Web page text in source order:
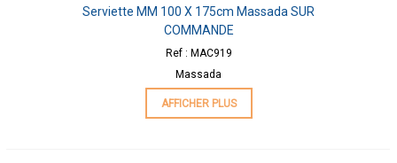
Serviette MM 100 X 175cm Massada SUR
COMMANDE
Ref : MAC919
Massada
AFFICHER PLUS